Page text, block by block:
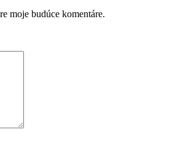
moje budúce komentáre.